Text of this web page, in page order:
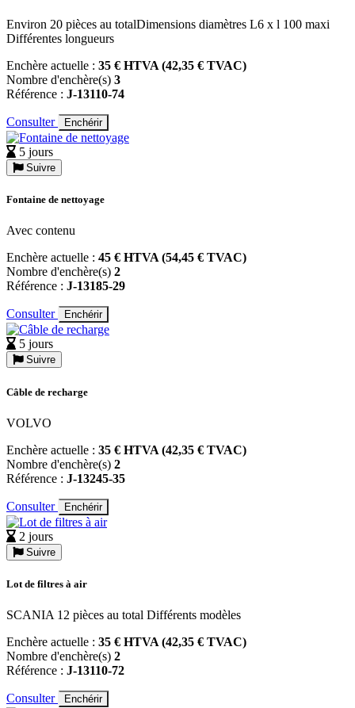
Environ 20 pièces au totalDimensions diamètres L6 x l 100 maxi
Différentes longueurs
Enchère actuelle : 35 € HTVA (42,35 € TVAC)
Nombre d'enchère(s) 3
Référence : J-13110-74
Consulter Enchérir
5 jours
Suivre
Fontaine de nettoyage
Avec contenu
Enchère actuelle : 45 € HTVA (54,45 € TVAC)
Nombre d'enchère(s) 2
Référence : J-13185-29
Consulter Enchérir
5 jours
Suivre
Câble de recharge
VOLVO
Enchère actuelle : 35 € HTVA (42,35 € TVAC)
Nombre d'enchère(s) 2
Référence : J-13245-35
Consulter Enchérir
2 jours
Suivre
Lot de filtres à air
SCANIA 12 pièces au total Différents modèles
Enchère actuelle : 35 € HTVA (42,35 € TVAC)
Nombre d'enchère(s) 2
Référence : J-13110-72
Consulter Enchérir